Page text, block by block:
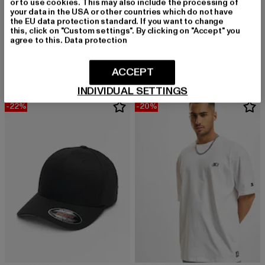
URBAN CLASSICS
Heavy Oversized
Derzeitiger Preis: 15,99 EURAktionspreis: 22,99 EUR
URBAN CLASSICS
Heavy Oversized
-22% -20%
or to use cookies. This may also include the processing of
your data in the USA or other countries which do not have
the EU data protection standard. If you want to change
this, click on "Custom settings". By clicking on "Accept" you
agree to this. Data protection
INDIVIDUAL SETTINGS
ACCEPT